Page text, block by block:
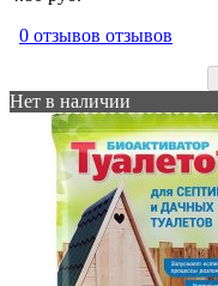
0 отзывов отзывов
Нет в наличии